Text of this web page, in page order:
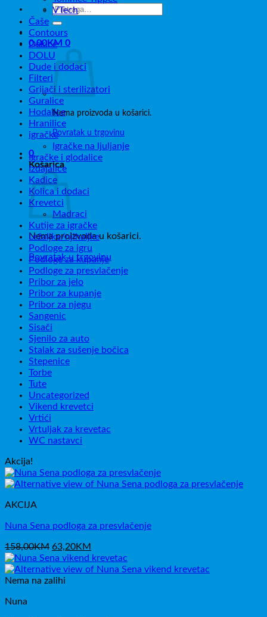
Pretraži:
0,00KM 0
Nema proizvoda u košarici.
Povratak u trgovinu
0
Košarica
Nema proizvoda u košarici.
Povratak u trgovinu
VTech
Čaše
Contours
Dekice
DOLU
Dude i dodaci
Filteri
Grijači i sterilizatori
Guralice
Hodalice
Hranilice
igračke
Igračke na ljuljanje
Igračke i glodalice
Izdajalice
Kadice
Kolica i dodaci
Krevetci
Madraci
Kutije za igračke
Ležaljke/njihaljke
Podloge za igru
Podloge za kupanje
Podloge za presvlačenje
Pribor za jelo
Pribor za kupanje
Pribor za njegu
Sangenic
Sisači
Sjenilo za auto
Stalak za sušenje bočica
Stepenice
Torbe
Tute
Uncategorized
Vikend krevetci
Vrtići
Vrtuljak za krevetac
WC nastavci
Akcija!
AKCIJA
Nuna Sena podloga za presvlačenje
158,00KM Izvorna
cijena
bila
je:
63,20KM
cijena
je:
Nema na zalihi
Nuna